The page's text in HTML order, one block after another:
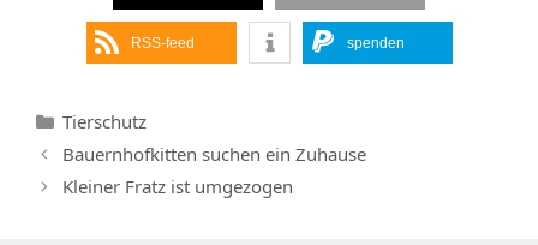
RSS-feed spenden
Kategorien
Tierschutz
Bauernhofkitten suchen ein Zuhause
Kleiner Fratz ist umgezogen